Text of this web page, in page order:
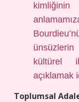
kimliğinin
kültürel
açıklamak
Toplumsal